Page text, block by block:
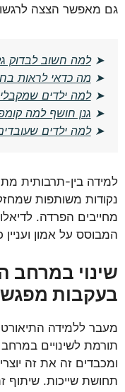
גם מאפשר הצצה
➤למה חשוב לבדוק
➤ מה כדאי לראות
➤למה ילדים
➤ גנן חושף למה
➤למה ילדים
למידה בין-תרבותית
נקודות משותפות
מחייבים הפרדה.
המבוסס על אמון
שינוי במרחב
בעקבות
מעבר ללמידה
תורמת לשינויים
ומכבדים זה את זה
תחושת שייכות. שיתוף